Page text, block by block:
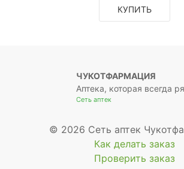
КУПИТЬ
ЧУКОТФАРМАЦИЯ
Аптека, которая всегда
Сеть аптек
© 2026 Сеть аптек
Как делать заказ
Проверить заказ